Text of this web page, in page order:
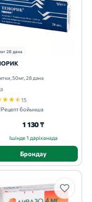
28 дана
50мг, 28 дана
★★★15
Рецепт бойынша
1 130 ₸
Ішінде 1 дәріханада
Брондау